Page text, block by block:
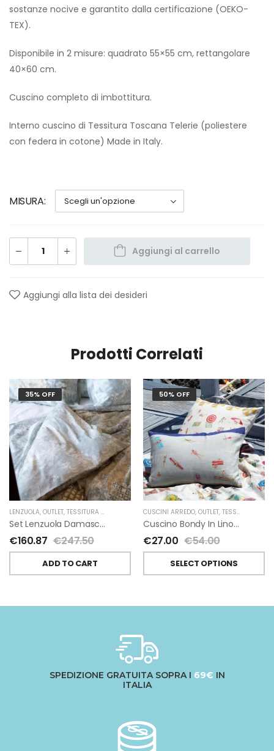
sostanze nocive e garantito dalla certificazione (OEKO-
TEX).
Disponibile in 2 misure: quadrato 55×55 cm, rettangolare
40×60 cm.
Cuscino completo di imbottitura.
Interno cuscino di Tessitura Toscana Telerie (poliestere
con federa in cotone) Made in Italy.
MISURA
Aggiungi al carrello
Aggiungi alla lista dei desideri
Prodotti Correlati
35% OFF
LENZUOLA, OUTLET, TESSITURA TOSCANA TELERIE
Set Lenzuola Damasco Mosaico Grattato Di Tessitura Toscana Telerie 2 Piazze
€160.87 €247.50
ADD TO CART
50% OFF
CUSCINI ARREDO, OUTLET, TESSITURA TOSCANA TELERIE
Cuscino Bondy In Lino Di Tessitura Toscana Telerie
€27.00 €54.00
SELECT OPTIONS
SPEDIZIONE GRATUITA SOPRA I 69€ IN
ITALIA